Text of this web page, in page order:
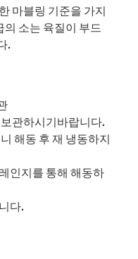
마블링 기준을 가지
소는 육질이 부드
.
관하시기바랍니다.
해동 후 재 냉동하지
인지를 통해 해동하
다.